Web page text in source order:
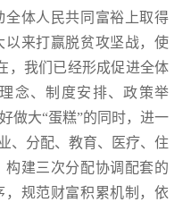
全体人民共同富裕上取得
以来打赢脱贫攻坚战，使
，我们已经形成促进全体
念、制度安排、政策举
做大“蛋糕”的同时，进一
、分配、教育、医疗、住
建三次分配协调配套的
规范财富积累机制，依